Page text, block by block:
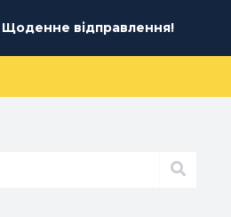
відправлення!